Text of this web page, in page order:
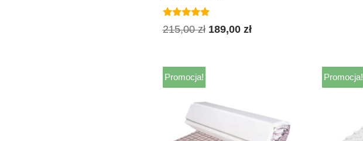
Oceniono
5.00
215,00zł 189,00 zł
Promocja! Promocja!